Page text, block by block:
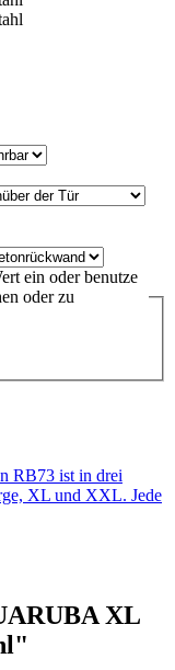
ein oder benutze
oder zu
RB73 ist in drei
XL und XXL. Jede
XL